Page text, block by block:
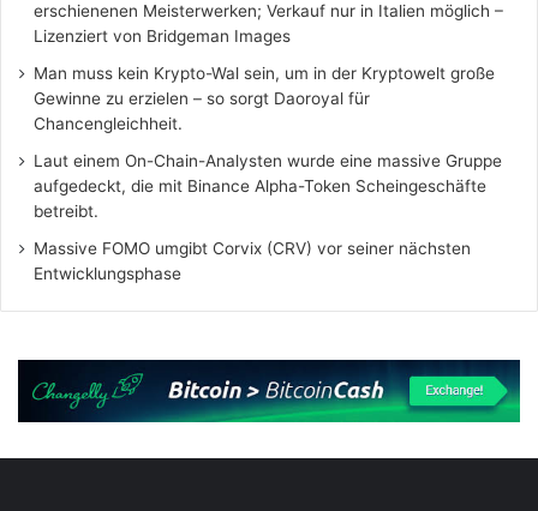
erschienenen Meisterwerken; Verkauf nur in Italien möglich –
Lizenziert von Bridgeman Images
Man muss kein Krypto-Wal sein, um in der Kryptowelt große
Gewinne zu erzielen – so sorgt Daoroyal für
Chancengleichheit.
Laut einem On-Chain-Analysten wurde eine massive Gruppe
aufgedeckt, die mit Binance Alpha-Token Scheingeschäfte
betreibt.
Massive FOMO umgibt Corvix (CRV) vor seiner nächsten
Entwicklungsphase